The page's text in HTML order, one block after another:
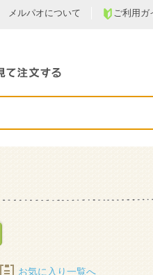
メルパオについて ご利用ガ
お気に入り一覧へ